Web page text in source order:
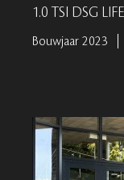
1.0 TSI DSG
Bouwjaar 2023